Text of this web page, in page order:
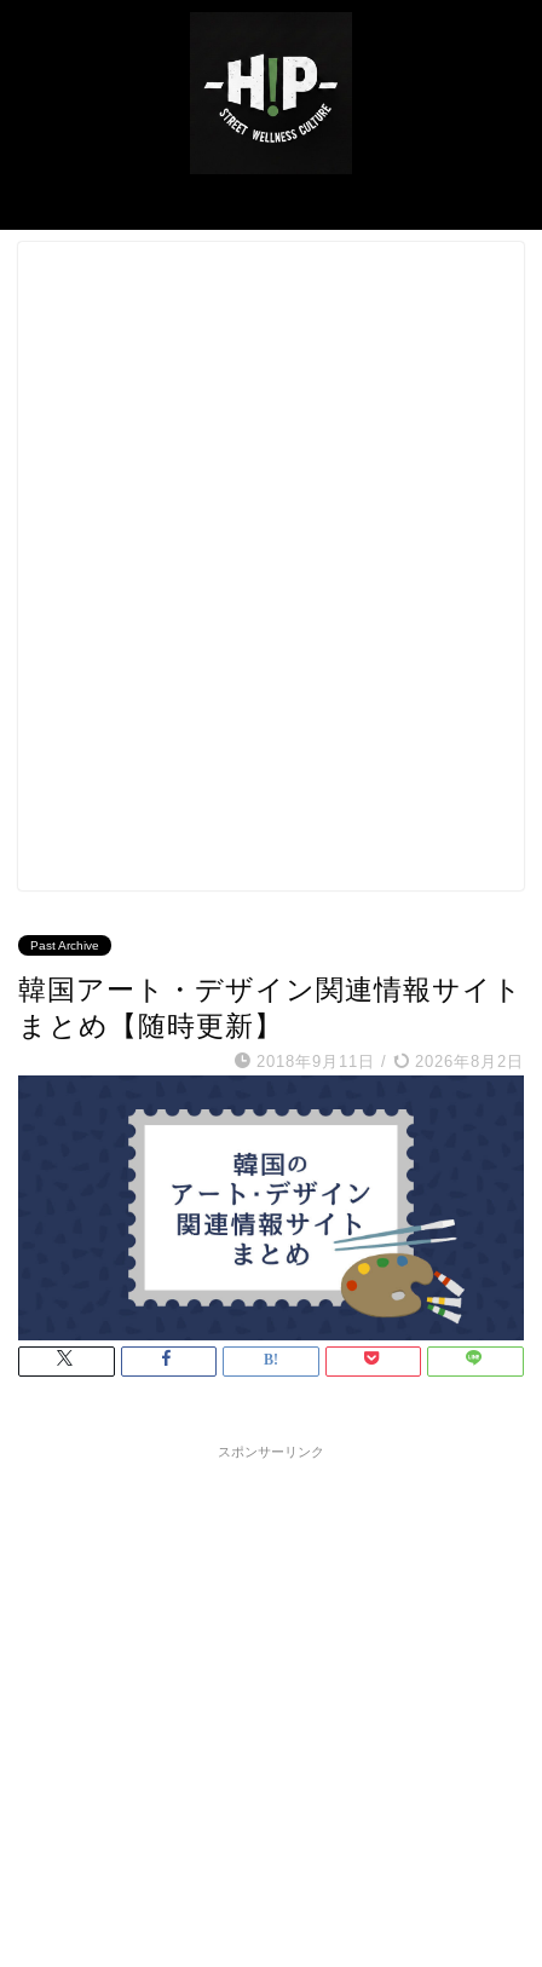
Past Archive
韓国アート・デザイン関連情報サイト
まとめ【随時更新】
2018年9月11日 / 2026年8月2日
スポンサーリンク